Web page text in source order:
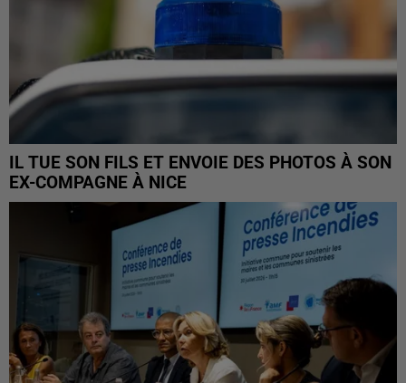
IL TUE SON FILS ET ENVOIE DES PHOTOS À SON
EX-COMPAGNE À NICE